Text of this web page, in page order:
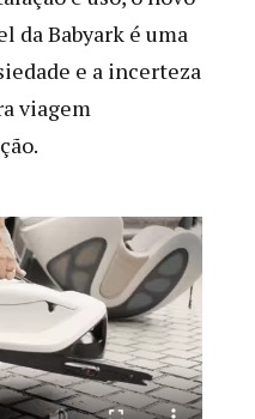
da Babyark é uma
e a incerteza
viagem